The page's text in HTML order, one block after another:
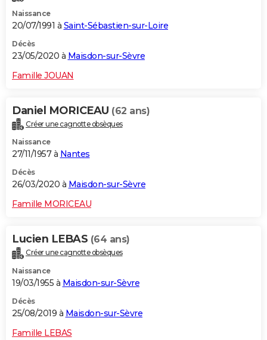
Naissance
20/07/1991 à Saint-Sébastien-sur-Loire
Décès
23/05/2020 à Maisdon-sur-Sèvre
Famille JOUAN
Daniel MORICEAU (62 ans)
Créer une cagnotte obsèques
Naissance
27/11/1957 à Nantes
Décès
26/03/2020 à Maisdon-sur-Sèvre
Famille MORICEAU
Lucien LEBAS (64 ans)
Créer une cagnotte obsèques
Naissance
19/03/1955 à Maisdon-sur-Sèvre
Décès
25/08/2019 à Maisdon-sur-Sèvre
Famille LEBAS